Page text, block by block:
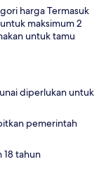
harga Termasuk
maksimum 2
untuk tamu
diperlukan untuk
pemerintah
18 tahun